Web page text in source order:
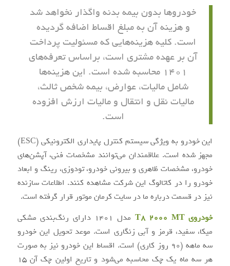
خودروها بدون بیمه بدنه واگذار نخواهد شد
و هزینه آن به مبلغ اقساط اضافه گردیده
است. کلیه هزینه‌هایی که مسئولیت پرداخت
آن بر عهده مشتری است، براساس تعرفه‌های
1401 محاسبه شده است. این هزینه‌ها
شامل مالیات، عوارض، بیمه شخص ثالث،
مالیات نقل و انتقال و مالیات ارزش افزوده
است.
این خودرو به ویژگی سیستم کنترل پایداری الکترونیکی (ESC)
مجهز شده است. علاقمندان می‌توانند مشخصات فنی، آپشن‌های
خودرو، مشخصات ظاهری و بیرونی خودرو، تودوزی، رینگ و ابعاد
خودرو را در کاتالوگ این شرکت مشاهده کنند. اطلاعات سازنده
نیز در قسمت درباره ما در سایت کرمان موتور قرار گرفته است.
خودروی T8 2000 MT
مدل 1401 دارای رنگ‌بندی مشکی
میکا، سفید، قرمز و آبی زنگاری است. موعد تحویل این خودرو
سه ماهه (90 روز کاری) است. اقساط این خودرو نیز به صورت
هر سه ماه یک چک محاسبه می‌شود و تاریخ اولین چک آن 15